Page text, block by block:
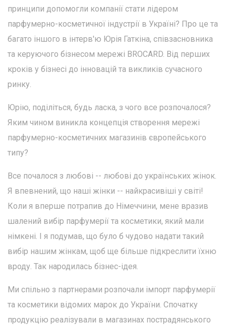
принципи допомогли компанії стати лідером
парфумерно-косметичної індустрії в Україні? Про це та
багато іншого в інтерв'ю Юрія Гаткіна, співзасновника
та керуючого бізнесом мережі BROCARD. Від перших
кроків у бізнесі до інновацій та викликів сучасного
ринку.
Юрію, поділіться, будь ласка, з чого все розпочалося?
Яким чином виникла концепція створення мережі
парфумерно-косметичних магазинів європейського
типу?
Все почалося з любові -- любові до українських жінок.
Я впевнений, що наші жінки -- найкрасивіші у світі!
Коли я вперше потрапив до Німеччини, мене вразив
шалений вибір парфумерії та косметики, який мали
німкені. І я подумав, що було б чудово надати такий
вибір нашим жінкам, щоб ще більше підкреслити їхню
вроду. Так народилась бізнес-ідея.
Ми спільно з партнерами розпочали імпорт парфумерії
та косметики відомих марок до України. Спочатку
продукцію реалізували в магазинах пострадянського